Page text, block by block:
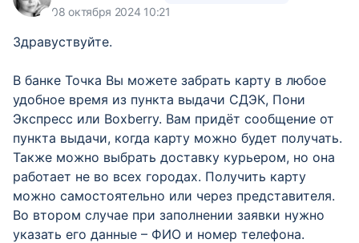
08 октября 2024 10:21
Здравуствуйте.
В банке Точка Вы можете забрать карту в любое
удобное время из пункта выдачи СДЭК, Пони
Экспресс или Boxberry. Вам придёт сообщение от
пункта выдачи, когда карту можно будет получать.
Также можно выбрать доставку курьером, но она
работает не во всех городах. Получить карту
можно самостоятельно или через представителя.
Во втором случае при заполнении заявки нужно
указать его данные – ФИО и номер телефона.